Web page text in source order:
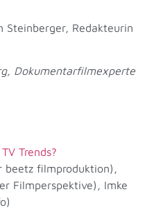
Steinberger, Redakteurin
Dokumentarfilmexperte
Trends?
beetz filmproduktion),
Filmperspektive), Imke